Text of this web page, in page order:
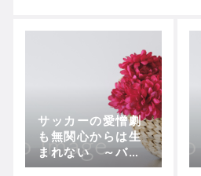
サッカーの愛憎劇
も無関心からは生
まれない ～バル
セロナVSバイエル